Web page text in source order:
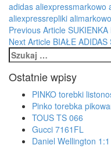
adidas aliexpressmarkowo
aliexpressrepliki alimarkowo
Post
navigation
Previous Article
Next Article BIAŁE ADIDAS
Szukaj:
Ostatnie wpisy
PINKO torebki
Pinko torebka
TOUS TS 066
Gucci 7161FL
Daniel Wellington